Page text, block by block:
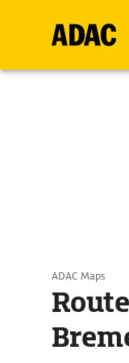
ADAC Maps